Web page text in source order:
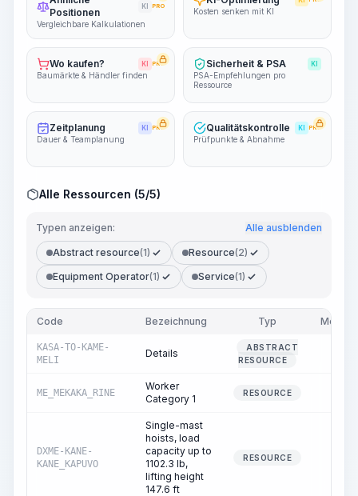
Positionen
KI PRO
Vergleichbare Kalkulationen
Kosten senken mit KI
Wo kaufen? KI PRO
Baumärkte & Händler finden
Sicherheit & PSA KI
PSA-Empfehlungen pro
Ressource
Zeitplanung KI PRO
Dauer & Teamplanung
Qualitätskontrolle KI PRO
Prüfpunkte & Abnahme
Alle Ressourcen (5/5)
Typen anzeigen: Alle ausblenden
Abstract resource(1) Resource(2)
Equipment Operator(1) Service(1)
Code Bezeichnung Typ Menge
KASA-TO-KAME-
MELI
Details
ABSTRACT
RESOURCE
ME_MEKAKA_RINE
Worker
Category 1
RESOURCE
DXME-KANE-
KANE_KAPUVO
Single-mast
hoists, load
capacity up to
1102.3 lb,
lifting height
147.6 ft
RESOURCE